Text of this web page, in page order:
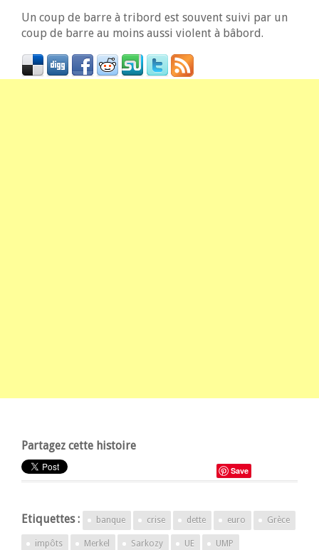
Un coup de barre à tribord est souvent suivi par un
coup de barre au moins aussi violent à bâbord.
Partagez cette histoire
Save
Etiquettes : banque crise dette euro Grèce
impôts Merkel Sarkozy UE UMP